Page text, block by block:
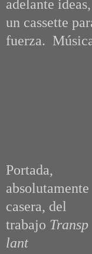
adelante
un cassette
fuerza.
Portada,
absolutamente
casera, del
trabajo Transp
lant